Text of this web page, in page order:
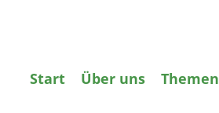
Start Über uns Themen